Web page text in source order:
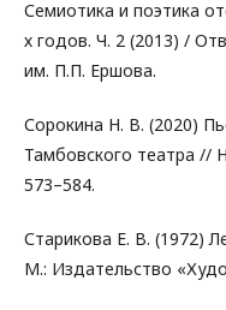
Семиотика и поэтика
х годов. Ч. 2 (2013) /
им. П.П. Ершова.
Сорокина Н. В. (2020)
Тамбовского театра //
573–584.
Старикова Е. В. (1972)
М.: Издательство